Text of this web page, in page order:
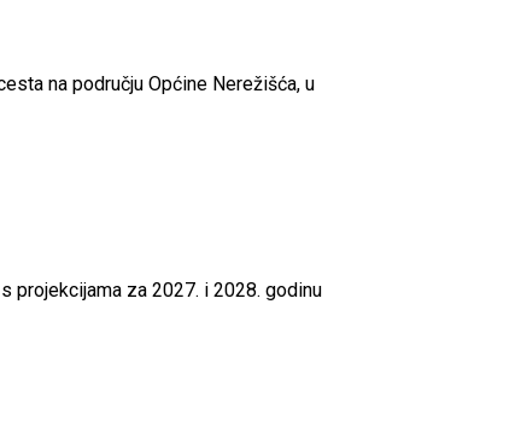
na području Općine Nerežišća, u
projekcijama za 2027. i 2028. godinu